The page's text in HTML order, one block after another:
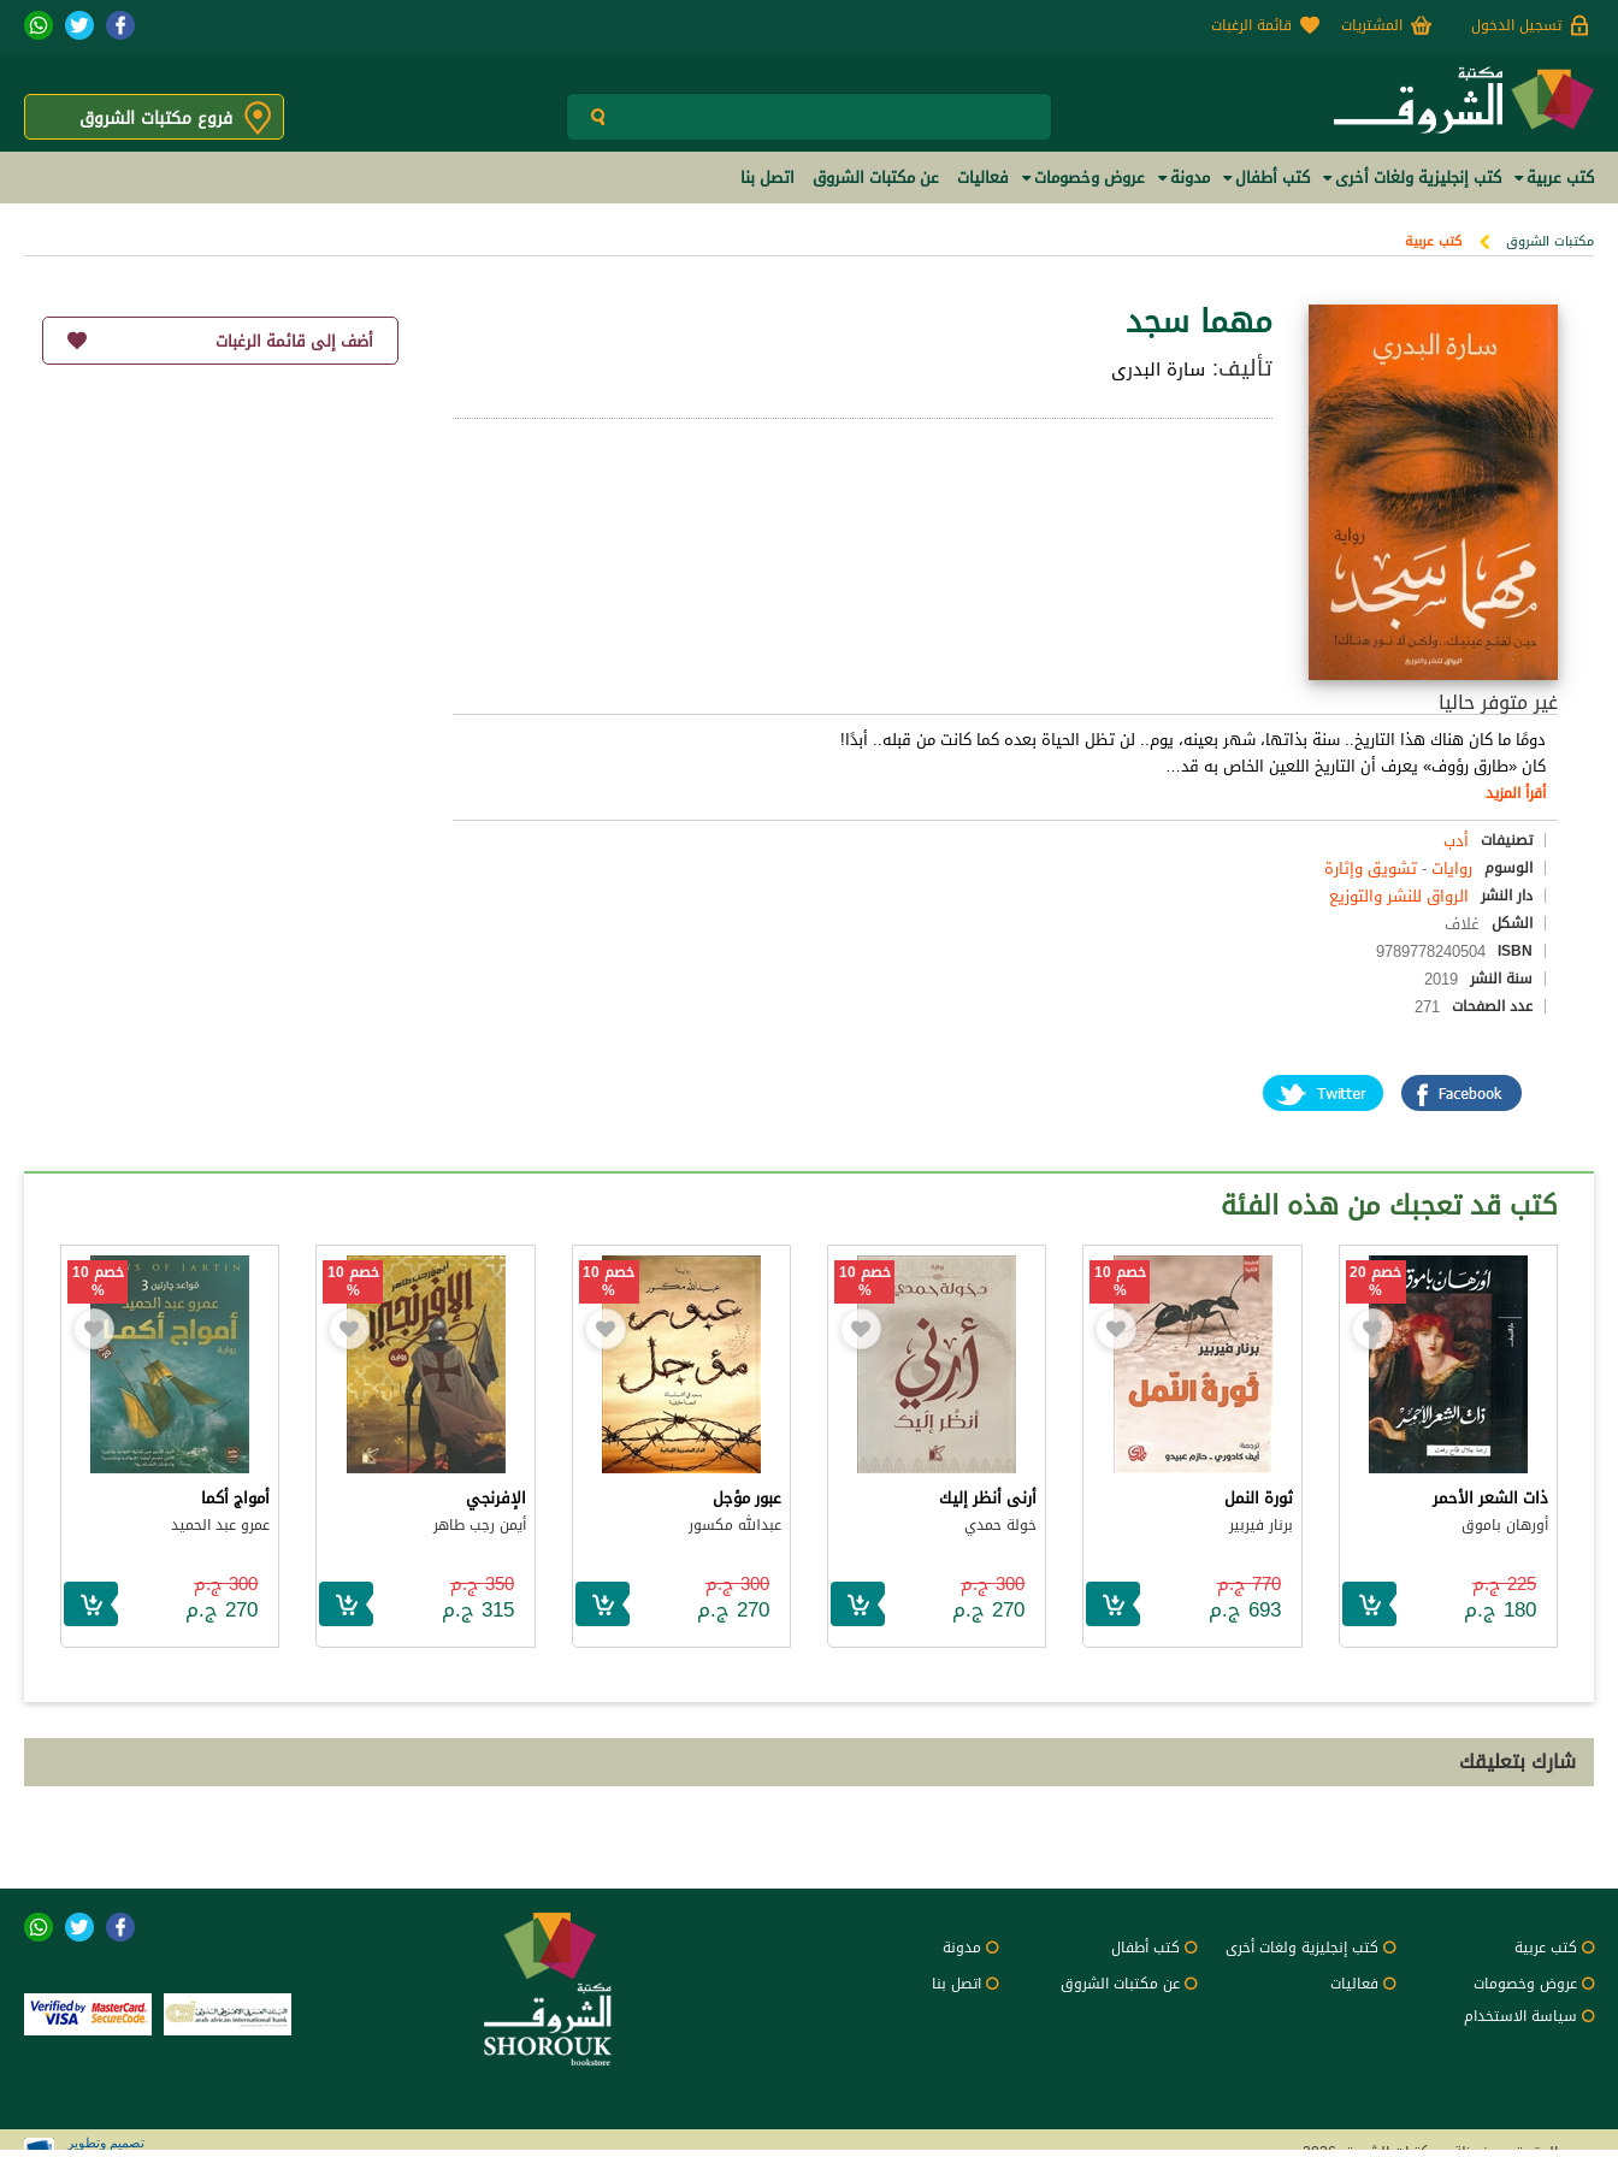
تسجيل الدخول المشتريات قائمة الرغبات
فروع مكتبات الشروق
كتب عربية كتب إنجليزية ولغات أخرى كتب أطفال مدونة عروض وخصومات فعاليات عن مكتبات الشروق اتصل بنا
مكتبات الشروق كتب عربية
مهما سجد
تأليف: سارة البدرى
غير متوفر حاليا
دومًا ما كان هناك هذا التاريخ.. سنة بذاتها، شهر بعينه، يوم.. لن تظل الحياة بعده كما كانت من قبله.. أبدًا!
كان «طارق رؤوف» يعرف أن التاريخ اللعين الخاص به قد…
أقرأ المزيد
تصنيفات أدب
الوسوم روايات-تشويق وإثارة
دار النشر الرواق للنشر والتوزيع
الشكل غلاف
ISBN
9789778240504
سنة النشر 2019
عدد الصفحات 271
أضف إلى قائمة الرغبات
كتب قد تعجبك من هذه الفئة
خصم 20
%
ذات الشعر الأحمر
أورهان باموق
225 ج.م
180 ج.م
خصم 10
%
ثورة النمل
برنار فيربير
770 ج.م
693 ج.م
خصم 10
%
أرنى أنظر إليك
خولة حمدي
300 ج.م
270 ج.م
خصم 10
%
عبور مؤجل
عبدالله مكسور
300 ج.م
270 ج.م
خصم 10
%
الإفرنجي
أيمن رجب طاهر
350 ج.م
315 ج.م
خصم 10
%
أمواج أكما
عمرو عبد الحميد
300 ج.م
270 ج.م
شارك بتعليقك
كتب عربية كتب إنجليزية ولغات أخرى كتب أطفال
مدونة
عروض وخصومات
فعاليات عن مكتبات الشروق
اتصل بنا
سياسة الاستخدام
تصميم وتطوير